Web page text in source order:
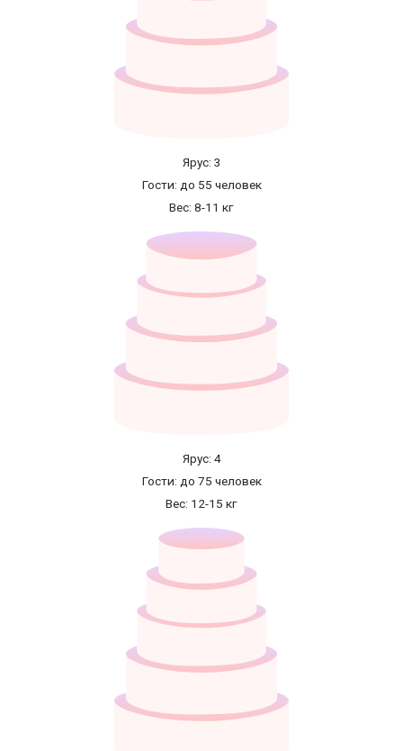
Ярус: 3
Гости: до 55 человек
Вес: 8-11 кг
Ярус: 4
Гости: до 75 человек
Вес: 12-15 кг